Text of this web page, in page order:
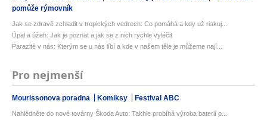
pomůže rýmovník
Jak se zdravě zchladit v tropických vedrech: Co pomáhá a kdy už riskuj...
Úpal a úžeh: Jak je poznat a jak se z nich rychle vyléčit
Parazité v nás: Kterým se u nás líbí a kde v našem těle je můžeme nají...
Pro nejmenší
Mourissonova poradna Komiksy Festival ABC
Nahlédněte do nové továrny Škoda Auto: Takhle probíhá výroba baterií p...